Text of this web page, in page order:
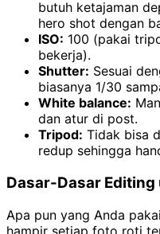
butuh ketajaman
hero shot dengan
ISO: 100 (pakai
bekerja).
Shutter: Sesuai
biasanya 1/30
White balance:
dan atur di post.
Tripod: Tidak bisa
redup sehingga
Dasar-Dasar
Apa pun yang Anda
hampir setiap foto roti